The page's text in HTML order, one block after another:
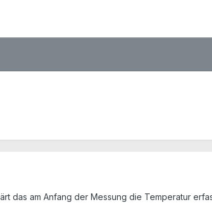
das am Anfang der Messung die Temperatur